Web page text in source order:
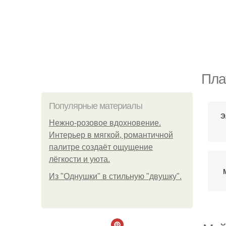
Популярные материалы
Нежно-розовое вдохновение.
Интерьер в мягкой, романтичной
палитре создаёт ощущение
лёгкости и уюта.
Из "Однушки" в стильную "двушку".